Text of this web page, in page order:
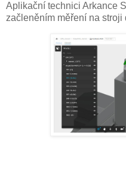
Aplikační technici Arkance
začleněním měření na